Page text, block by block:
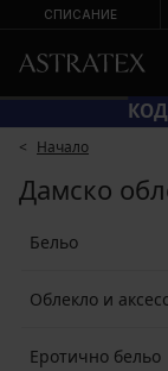
СПИСАНИЕ
КОД
Начало
Дамско
Бельо
Облекло и
Еротично бельо